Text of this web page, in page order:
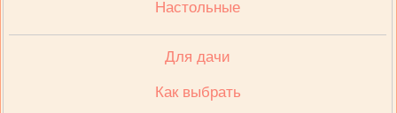
Настольные
Для дачи
Как выбрать